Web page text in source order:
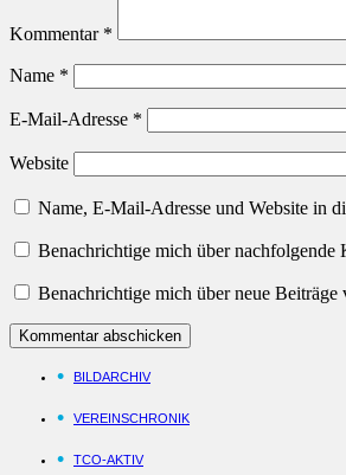
Kommentar *
Name *
E-Mail-Adresse *
Website
Name, E-Mail-Adresse und Website in
Benachrichtige mich über nachfolgende
Benachrichtige mich über neue
BILDARCHIV
VEREINSCHRONIK
TCO-AKTIV